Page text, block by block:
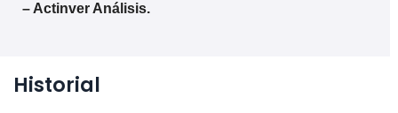
– Actinver Análisis.
Historial